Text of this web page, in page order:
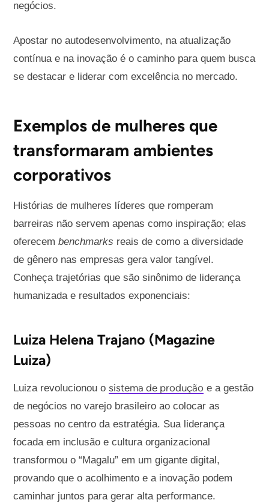
negócios.
Apostar no autodesenvolvimento, na atualização
contínua e na inovação é o caminho para quem busca
se destacar e liderar com excelência no mercado.
Exemplos de mulheres que
transformaram ambientes
corporativos
Histórias de mulheres líderes que romperam
barreiras não servem apenas como inspiração; elas
oferecem benchmarks reais de como a diversidade
de gênero nas empresas gera valor tangível.
Conheça trajetórias que são sinônimo de liderança
humanizada e resultados exponenciais:
Luiza Helena Trajano (Magazine
Luiza)
Luiza revolucionou o sistema de produção e a gestão
de negócios no varejo brasileiro ao colocar as
pessoas no centro da estratégia. Sua liderança
focada em inclusão e cultura organizacional
transformou o “Magalu” em um gigante digital,
provando que o acolhimento e a inovação podem
caminhar juntos para gerar alta performance.